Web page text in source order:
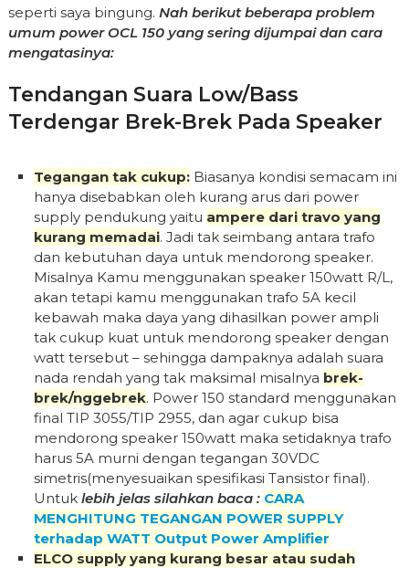
seperti saya bingung. Nah berikut beberapa problem
umum power OCL 150 yang sering dijumpai dan cara
mengatasinya:
Tendangan Suara Low/bass
Terdengar Brek-Brek Pada Speaker
Tegangan tak cukup: Biasanya kondisi semacam ini
hanya disebabkan oleh kurang arus dari power
supply pendukung yaitu ampere dari travo yang
kurang memadai. Jadi tak seimbang antara trafo
dan kebutuhan daya untuk mendorong speaker.
Misalnya Kamu menggunakan speaker 150watt R/L,
akan tetapi kamu menggunakan trafo 5A kecil
kebawah maka daya yang dihasilkan power ampli
tak cukup kuat untuk mendorong speaker dengan
watt tersebut – sehingga dampaknya adalah suara
nada rendah yang tak maksimal misalnya brek-
brek/nggebrek. Power 150 standard menggunakan
final TIP 3055/TIP 2955, dan agar cukup bisa
mendorong speaker 150watt maka setidaknya trafo
harus 5A murni dengan tegangan 30VDC
simetris(menyesuaikan spesifikasi Tansistor final).
Untuk lebih jelas silahkan baca : CARA
MENGHITUNG TEGANGAN POWER SUPPLY
terhadap WATT Output Power Amplifier
ELCO supply yang kurang besar atau sudah